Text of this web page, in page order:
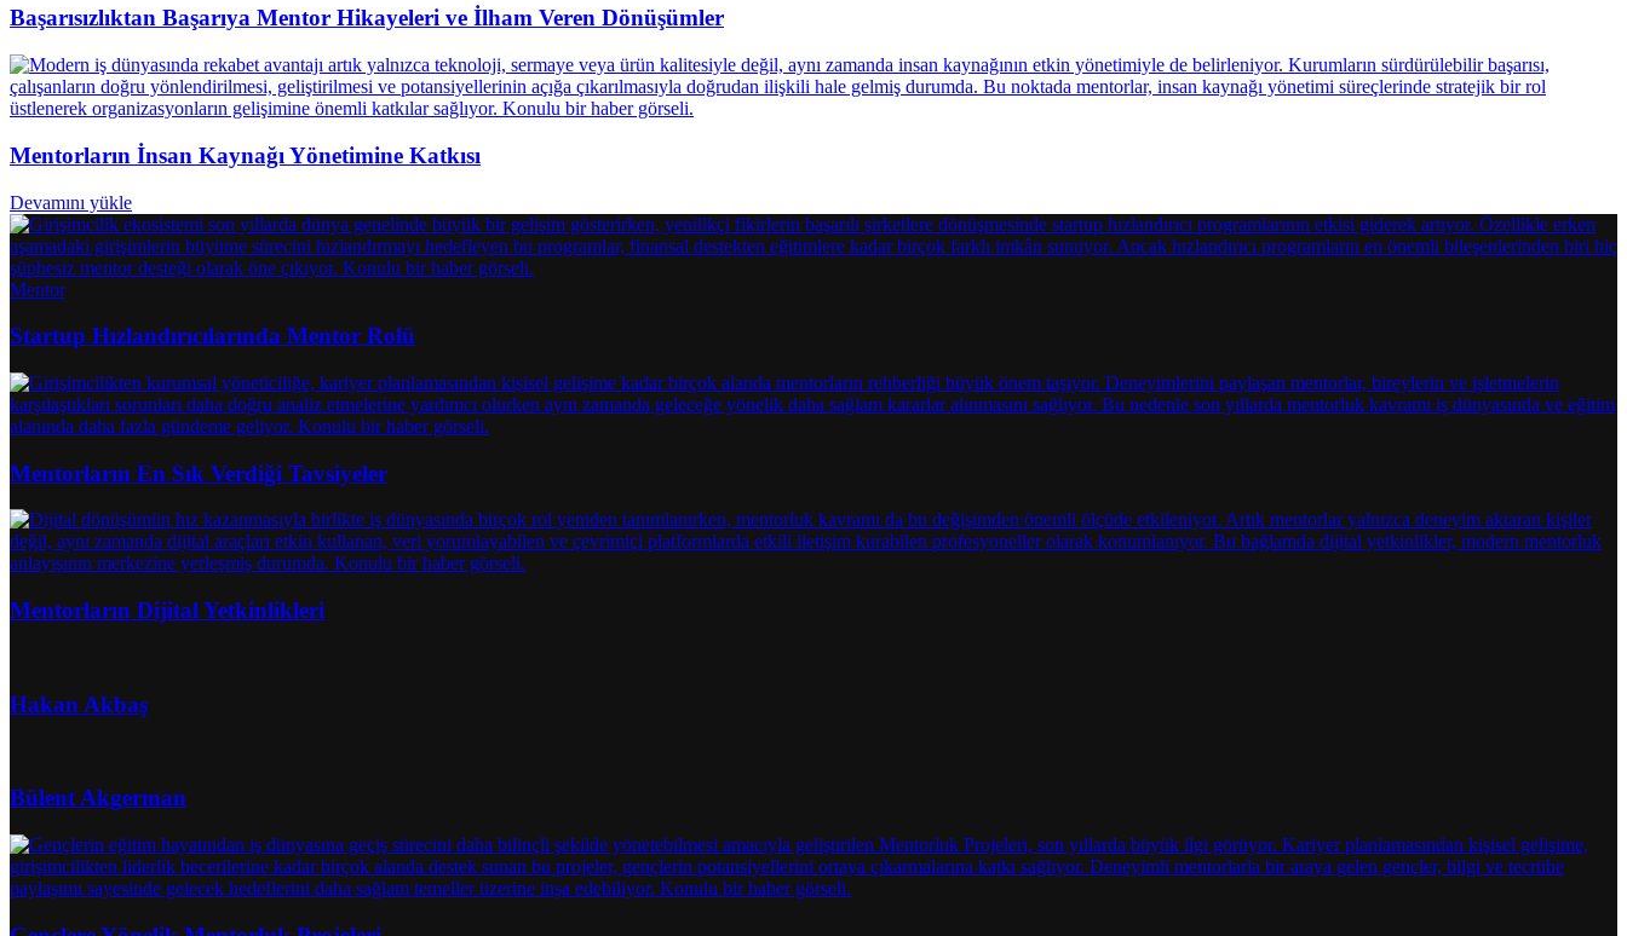
Başarısızlıktan Başarıya Mentor Hikayeleri ve İlham Veren Dönüşümler
Mentorların İnsan Kaynağı Yönetimine Katkısı
Devamını yükle
Mentor
Startup Hızlandırıcılarında Mentor Rolü
Mentorların En Sık Verdiği Tavsiyeler
Mentorların Dijital Yetkinlikleri
Hakan Akbaş
Bülent Akgerman